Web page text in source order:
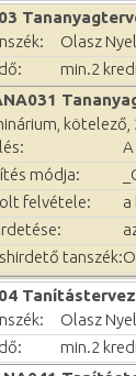
Olasz
min.2
módja:
felvétele:
a
tanszék:
Olasz
min.2